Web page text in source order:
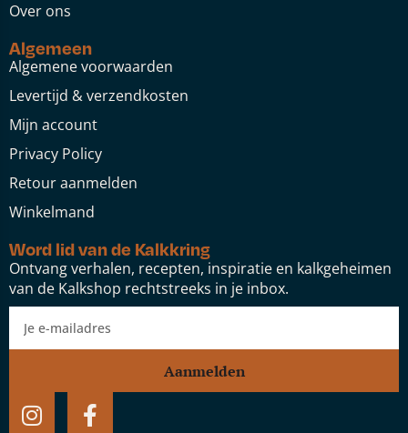
Over ons
Algemeen
Algemene voorwaarden
Levertijd & verzendkosten
Mijn account
Privacy Policy
Retour aanmelden
Winkelmand
Word lid van de Kalkkring
Ontvang verhalen, recepten, inspiratie en kalkgeheimen
van de Kalkshop rechtstreeks in je inbox.
Aanmelden